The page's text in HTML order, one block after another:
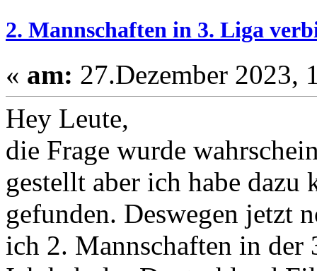
2. Mannschaften in 3. Liga
« am: 27.Dezember 2023,
Hey Leute,
die Frage wurde
gestellt aber ich habe dazu
gefunden. Deswegen jetzt
ich 2. Mannschaften in der